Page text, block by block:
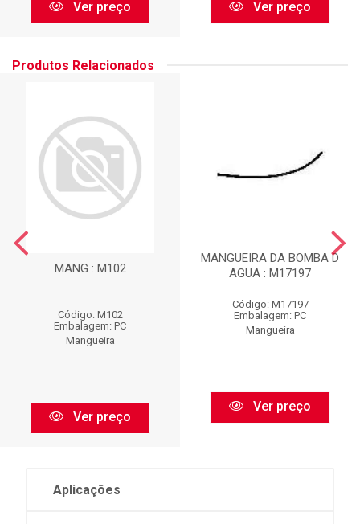
Ver preço Ver preço
Produtos Relacionados
MANG : M102
Código: M102
Embalagem: PC
Mangueira
Ver preço
MANGUEIRA DA BOMBA D
AGUA : M17197
Código: M17197
Embalagem: PC
Mangueira
Ver preço
Aplicações